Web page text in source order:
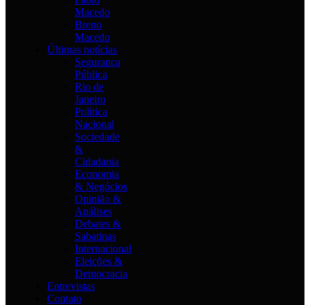
Macedo
Breno
Macedo
Últimas notícias
Segurança
Pública
Rio de
Janeiro
Política
Nacional
Sociedade
&
Cidadania
Economia
& Negócios
Opinião &
Análises
Debates &
Sabatinas
Internacional
Eleições &
Democracia
Entrevistas
Contato